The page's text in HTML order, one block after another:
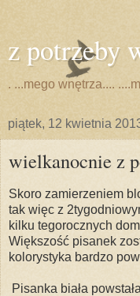
z potrzeby
. ...mego wnętrza....
piątek, 12 kwietnia
wielkanocnie z
Skoro zamierzeniem
tak więc z
kilku tegorocznych
Większość pisanek
kolorystyka bardzo
Pisanka biała